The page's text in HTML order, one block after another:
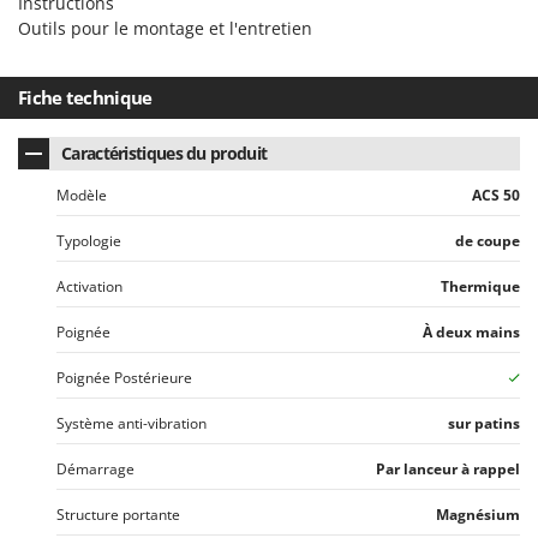
Stiga
Sunseeker
T
Tecla
TecnoGen
Telwin
Tenco
Tineco
Titania
Tre Spade
Trev - Abrek - TecnoVIR
Trotec
Outils pour le montage et l'entretien
Fiche technique
Caractéristiques du produit
Modèle ACS 50
Typologie de coupe
Activation Thermique
Poignée À deux mains
Poignée Postérieure
Système anti-vibration sur patins
Démarrage Par lanceur à rappel
Structure portante Magnésium